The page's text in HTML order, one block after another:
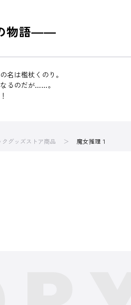
物語――
名は檻杖くのり。
るのだが……。
クグッズストア商品 魔女推理１